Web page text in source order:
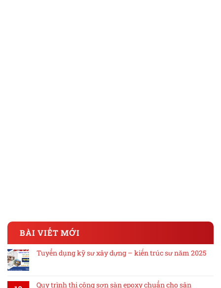
BÀI VIẾT MỚI
Tuyển dụng kỹ sư xây dựng – kiến trúc sư năm 2025
Quy trình thi công sơn sàn epoxy chuẩn cho sân